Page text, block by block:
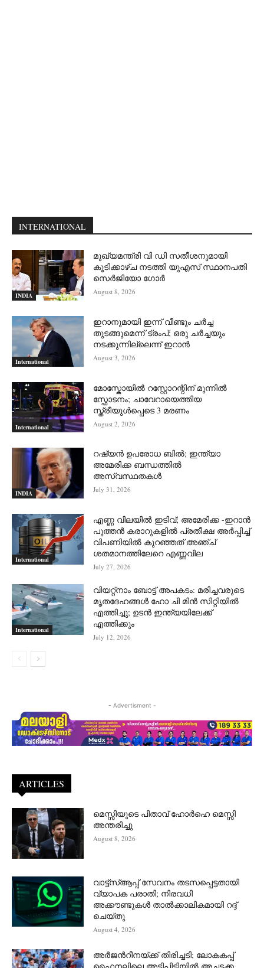
INTERNATIONAL
INDIA
മുഖ്യമന്ത്രി വി ഡി സതീശനുമായി
കൂടിക്കാഴ്ച നടത്തി യുഎസ് സ്ഥാനപതി
സെര്‍ജിയോ ഗോര്‍
August 8, 2026
International
ഇറാനുമായി ഇന്ന് വീണ്ടും ചര്‍ച്ച
തുടങ്ങുമെന്ന് ട്രംപ്; ഒരു ചര്‍ച്ചയും
നടക്കുന്നില്ലെന്ന് ഇറാന്‍
August 3, 2026
International
മോസ്കോയിൽ റസ്റ്റോറന്റിന് മുന്നിൽ
സ്ഫോടനം; ചാവേറായെത്തിയ
സ്ത്രീയുൾപ്പെടെ 3 മരണം
August 2, 2026
INDIA
റഷ്യന്‍ ഉപരോധ ബില്‍; ഇന്ത്യാ
അമേരിക്ക ബന്ധത്തില്‍
അസ്വസ്ഥതകള്‍
July 31, 2026
International
എണ്ണ വിലയില്‍ ഇടിവ്; അമേരിക്ക -ഇറാന്‍
പുത്തന്‍ കരാറുകളില്‍ പ്രതീക്ഷ അര്‍പ്പിച്ച്
വിപണിയില്‍ കുറഞ്ഞത് അഞ്ച്
ശതമാനത്തിലേറെ എണ്ണവില
July 27, 2026
International
വിയറ്റ്നാം ബോട്ട് അപകടം: മരിച്ചവരുടെ
മൃതദേഹങ്ങൾ ഹോ ചി മിൻ സിറ്റിയിൽ
എത്തിച്ചു; ഉടൻ ഇന്ത്യയിലേക്ക്
എത്തിക്കും
July 12, 2026
- Advertisment -
ARTICLES
മെസ്സിയുടെ പിതാവ് ഹോർഹെ മെസ്സി
അന്തരിച്ചു
August 8, 2026
വാട്ട്‌സ്ആപ്പ് സേവനം തടസപ്പെട്ടതായി
വ്യാപക പരാതി; നിരവധി
അക്കൗണ്ടുകൾ താൽക്കാലികമായി റദ്ദ്
ചെയ്തു
August 4, 2026
അർജന്‍റീനയ്ക്ക് തിരിച്ചടി; ലോകകപ്പ്
ഫൈനലിലെ അടിപിടിയിൽ അച്ചടക്ക